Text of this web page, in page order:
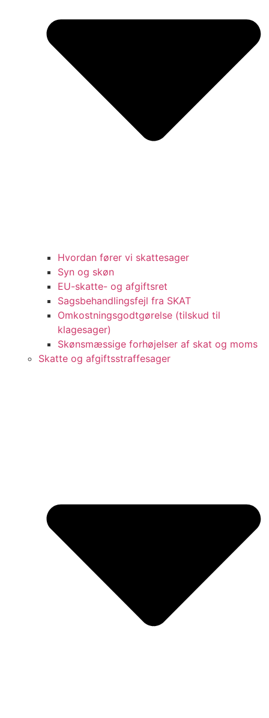
Hvordan fører vi skattesager
Syn og skøn
EU-skatte- og afgiftsret
Sagsbehandlingsfejl fra SKAT
Omkostningsgodtgørelse (tilskud til
klagesager)
Skønsmæssige forhøjelser af skat og moms
Skatte og afgiftsstraffesager